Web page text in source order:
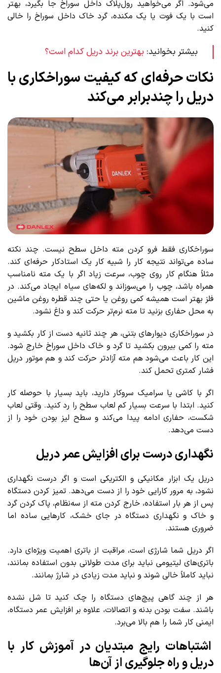
می‌شود. اگر می‌خواهید رول‌پلاک داخل سوراخ جا بگیرد، بهتر
است با یک فوت یا یک مکنده، گرد خاک داخل سوراخ را خالی
کنید.
بیشتر بخوانید: بهترین برند دریل کدام است؟
نکات حرفه‌ای که کیفیت سوراخکاری با
دریل را چندبرابر می‌کند
سوراخکاری فقط فرو کردن مته داخل سطح نیست. چند نکته
ساده می‌تواند نتیجه کار را شبیه کار یک استادکار حرفه‌ای کند.
مثلاً هنگام کار روی چوب، سرعت زیاد اگر با یک مته نامناسب
همراه باشد، چوب را می‌سوزاند و لکه‌های سیاه ایجاد می‌کند. در
فلز بهتر است همیشه کمی روغن یا حتی چند قطره روغن ماشین
به محل حفاری بزنید تا مته نرم‌تر حرکت کند و داغ نشود.
در سوراخکاری دیوارهای بتنی، هر چند ثانیه دست از کار بکشید و
مته را کمی بیرون بکشید تا گرد و خاک داخل سوراخ خارج شود.
این کار باعث می‌شود هم مته آزادتر حرکت کند و هم موتور دریل
فشار کمتری تحمل کند.
اگر با کاشی یا سرامیک سروکار دارید، باید بسیار با حوصله کار
کنید. ابتدا با سرعت بسیار کم لعاب سطح را رد کنید. وقتی لعاب
شکست، حفاری ادامه پیدا می‌کند و سطح لیز بودن خود را از
دست می‌دهد.
نگهداری درست برای افزایش عمر دریل
دریل یک ابزار مکانیکی و الکتریکی است و اگر درست نگهداری
نشود، به مرور کارایی خود را از دست می‌دهد. تمیز کردن دستگاه
پس از هر بار استفاده، خارج کردن مته از سه‌نظام، پاک کردن گرد
و خاک و نگهداری دستگاه در جای خشک، کارهایی ساده اما
ضروری هستند.
اگر دریل شما شارژی است، مراقبت از باتری اهمیت ویژه‌ای دارد.
باتری‌های لیتیومی نباید برای مدت طولانی بدون استفاده بمانند،
نباید کاملاً خالی شوند و نباید مدت زیادی در شارژ بمانند.
هر از چند گاهی پیچ‌های دستگاه را چک کنید تا شل نشده
باشند. سفت بودن بدنه و اتصالات، علاوه بر افزایش عمر دستگاه،
ایمنی کار شما را هم بالا می‌برد.
اشتباهات رایج مبتدیان در آموزش کار با
دریل و راه جلوگیری از آن‌ها